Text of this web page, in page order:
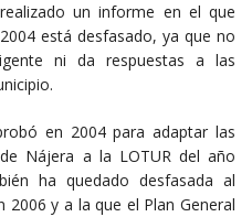
un informe en el que
está desfasado, ya que no
ni da respuestas a las
en 2004 para adaptar las
Nájera a la LOTUR del año
ha quedado desfasada al
2006 y a la que el Plan General